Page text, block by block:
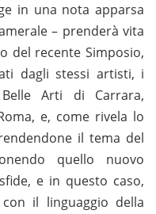
in una nota apparsa
– prenderà vita
del recente Simposio,
dagli stessi artisti, i
Arti di Carrara,
e, come rivela lo
il tema del
quello nuovo
e in questo caso,
con il linguaggio della